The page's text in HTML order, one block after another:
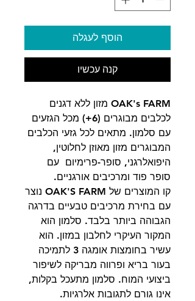
הוסף לעגלה
קנה עכשיו
OAK's FARM מזון ללא דגנים
לכלבים מבוגרים (6+) מכל הגזעים
עם סלמון. מתאים לכל גזעי הכלבים
המבוגרים מזון מאוזן לחלוטין,
היפואלרגני, סופר-פרימיום עם
סופר פוד ומרכיבים אורגניים.
קו המוצרים של OAK'S FARM נוצר
עם בחירת מרכיבים טבעיים בדרגה
הגבוהה ביותר בלבד. סלמון הוא
המקור העיקרי לחלבון במזון. הוא
עשיר בחומצות אומגה 3 לתמיכה
בעור בריא ופרווה מבריקה לשיפור
ביצועי המוח. סלמון מתעכל בקלות,
אינו גורם לתגובות אלרגיות.